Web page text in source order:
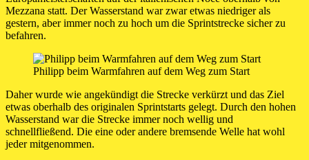
Mezzana statt. Der Wasserstand war zwar etwas niedriger als
gestern, aber immer noch zu hoch um die Sprintstrecke sicher zu
befahren.
Philipp beim Warmfahren auf dem Weg zum Start
Daher wurde wie angekündigt die Strecke verkürzt und das Ziel
etwas oberhalb des originalen Sprintstarts gelegt. Durch den hohen
Wasserstand war die Strecke immer noch wellig und
schnellfließend. Die eine oder andere bremsende Welle hat wohl
jeder mitgenommen.